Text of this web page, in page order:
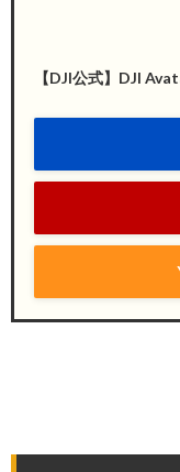
【DJI公式】DJI